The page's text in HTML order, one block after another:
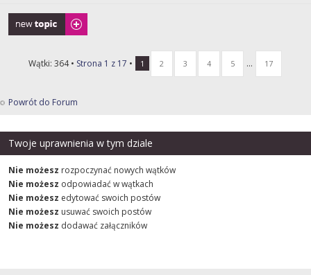
Napisz wątek
Wątki: 364 • Strona 1 z 17 • 1 2 3 4 5 ... 17
Powrót do Forum
Twoje uprawnienia w tym dziale
Nie możesz rozpoczynać nowych wątków
Nie możesz odpowiadać w wątkach
Nie możesz edytować swoich postów
Nie możesz usuwać swoich postów
Nie możesz dodawać załączników